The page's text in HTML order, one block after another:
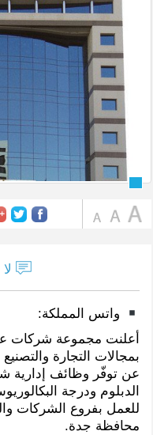
واتس المملكة:
أعلنت مجموعة شركات
بمجالات التجارة
عن توفّر وظائف إدارية
الدبلوم ودرجة
للعمل بفروع الشركات
محافظة جدة.